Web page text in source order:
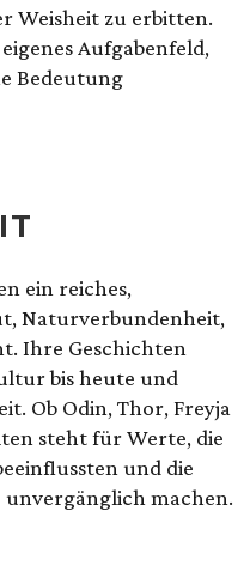
Weisheit zu erbitten.
Aufgabenfeld,
Bedeutung
ein reiches,
Naturverbundenheit,
Ihre Geschichten
bis heute und
Ob Odin, Thor, Freyja
steht für Werte, die
und die
machen.